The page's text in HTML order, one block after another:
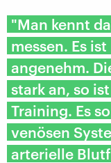
"Man kennt
messen. Es
angenehm.
stark an, so
Training. Es
venösen
arterielle